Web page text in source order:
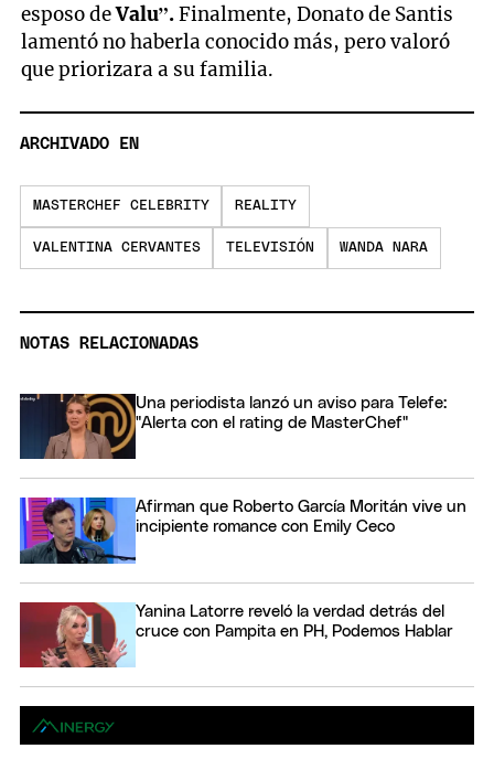
esposo deValu”.Finalmente, Donato de Santis
lamentó no haberla conocido más, pero valoró
que priorizara a su familia.
ARCHIVADO EN
MASTERCHEF CELEBRITY REALITY
VALENTINA CERVANTES TELEVISIÓN WANDA NARA
NOTAS RELACIONADAS
Una periodista lanzó un aviso para Telefe:
"Alerta con el rating de MasterChef"
Afirman que Roberto García Moritán vive un
incipiente romance con Emily Ceco
Yanina Latorre reveló la verdad detrás del
cruce con Pampita en PH, Podemos Hablar